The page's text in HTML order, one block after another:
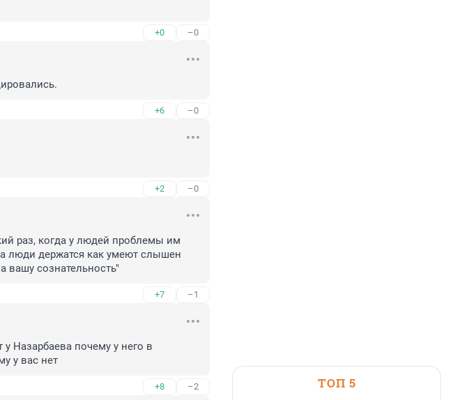
+0 –0
+6 –0
+2 –0
раз, когда у людей проблемы им
люди держатся как умеют слышен
сознательность"
+7 –1
Назарбаева почему у него в
у вас нет
+8 –2 ТОП 5